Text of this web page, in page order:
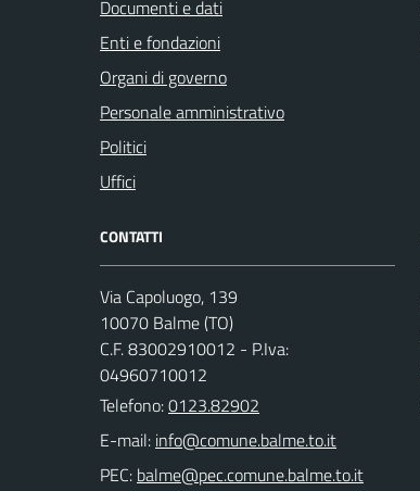
Documenti e dati
Enti e fondazioni
Organi di governo
Personale amministrativo
Politici
Uffici
CONTATTI
Via Capoluogo, 139
10070 Balme (TO)
C.F. 83002910012 - P.Iva:
04960710012
Telefono:0123.82902
E-mail:
PEC: